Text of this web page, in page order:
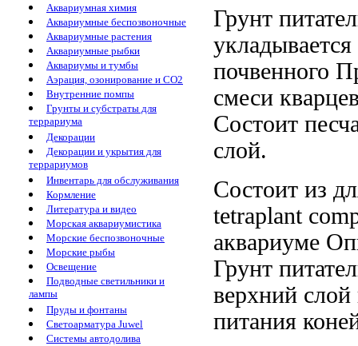
Аквариумная химия
Аквариумные беспозвоночные
Аквариумные растения
Аквариумные рыбки
Аквариумы и тумбы
Аэрация, озонирование и CO2
Внутренние помпы
Грунты и субстраты для
террариума
Декорации
Декорации и укрытия для
террариумов
Инвентарь для обслуживания
Кормление
Литература и видео
Морская аквариумистика
Морские беспозвоночные
Морские рыбы
Освещение
Подводные светильники и
лампы
Пруды и фонтаны
Светоарматура Juwel
Системы автодолива
Грунт
почвенного
смеси
Состоит
слой.
Состоит из
tetraplant
аквариуме
Грунт
верхний слой
питания